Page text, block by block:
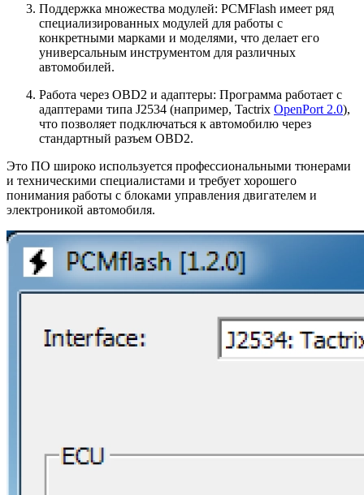
Поддержка множества модулей: PCMFlash имеет ряд
специализированных модулей для работы с
конкретными марками и моделями, что делает его
универсальным инструментом для различных
автомобилей.
Работа через OBD2 и адаптеры: Программа работает с
адаптерами типа J2534 (например, Tactrix OpenPort 2.0),
что позволяет подключаться к автомобилю через
стандартный разъем OBD2.
Это ПО широко используется профессиональными тюнерами
и техническими специалистами и требует хорошего
понимания работы с блоками управления двигателем и
электроникой автомобиля.